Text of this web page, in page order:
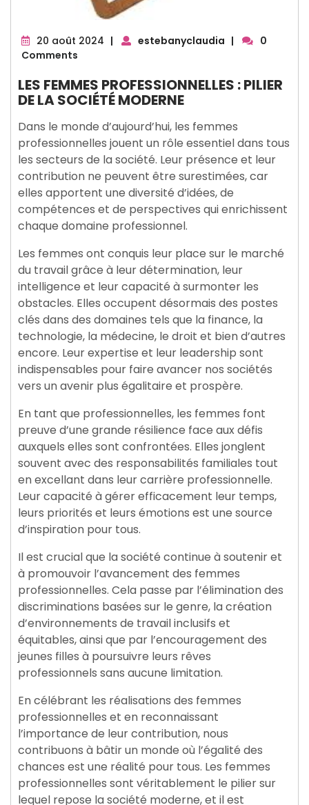
20 août 2024 20
| estebanyclaudia |
0
Comments
LES FEMMES PROFESSIONNELLES : PILIER
DE LA SOCIÉTÉ MODERNE
Dans le monde d’aujourd’hui, les femmes
professionnelles jouent un rôle essentiel dans tous
les secteurs de la société. Leur présence et leur
contribution ne peuvent être surestimées, car
elles apportent une diversité d’idées, de
compétences et de perspectives qui enrichissent
chaque domaine professionnel.
Les femmes ont conquis leur place sur le marché
du travail grâce à leur détermination, leur
intelligence et leur capacité à surmonter les
obstacles. Elles occupent désormais des postes
clés dans des domaines tels que la finance, la
technologie, la médecine, le droit et bien d’autres
encore. Leur expertise et leur leadership sont
indispensables pour faire avancer nos sociétés
vers un avenir plus égalitaire et prospère.
En tant que professionnelles, les femmes font
preuve d’une grande résilience face aux défis
auxquels elles sont confrontées. Elles jonglent
souvent avec des responsabilités familiales tout
en excellant dans leur carrière professionnelle.
Leur capacité à gérer efficacement leur temps,
leurs priorités et leurs émotions est une source
d’inspiration pour tous.
Il est crucial que la société continue à soutenir et
à promouvoir l’avancement des femmes
professionnelles. Cela passe par l’élimination des
discriminations basées sur le genre, la création
d’environnements de travail inclusifs et
équitables, ainsi que par l’encouragement des
jeunes filles à poursuivre leurs rêves
professionnels sans aucune limitation.
En célébrant les réalisations des femmes
professionnelles et en reconnaissant
l’importance de leur contribution, nous
contribuons à bâtir un monde où l’égalité des
chances est une réalité pour tous. Les femmes
professionnelles sont véritablement le pilier sur
lequel repose la société moderne, et il est